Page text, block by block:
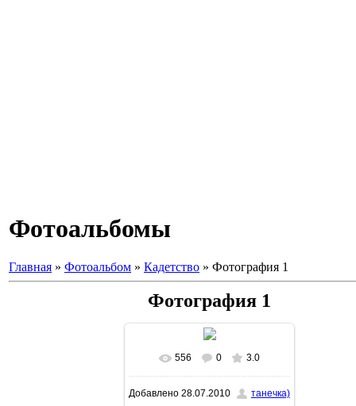
Фотоальбомы
Главная » Фотоальбом » Кадетство » Фотография 1
Фотография 1
В реальном размере
1600x1200/ 150.2Kb
556 0 3.0
Добавлено 28.07.2010 танечка)